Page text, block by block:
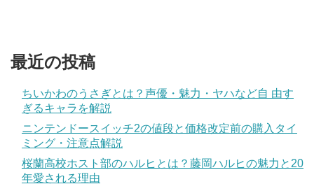
最近の投稿
ちいかわのうさぎとは？声優・魅力・ヤハなど自 由す
ぎるキャラを解説
ニンテンドースイッチ2の値段と価格改定前の購入タイ
ミング・注意点解説
桜蘭高校ホスト部のハルヒとは？藤岡ハルヒの魅力と20
年愛される理由